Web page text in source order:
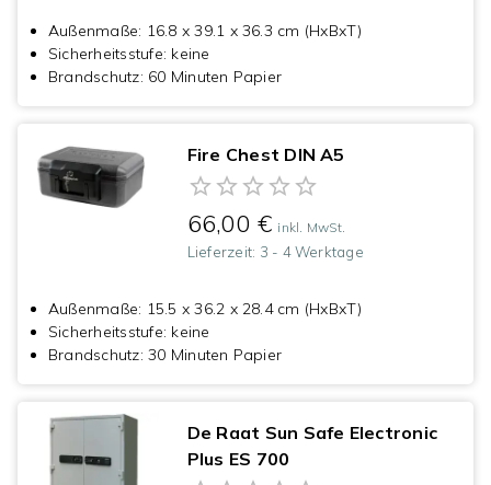
Außenmaße: 16.8 x 39.1 x 36.3 cm (HxBxT)
Sicherheitsstufe: keine
Brandschutz: 60 Minuten Papier
Fire Chest DIN A5
66,00 € inkl. MwSt.
Lieferzeit: 3 - 4 Werktage
Außenmaße: 15.5 x 36.2 x 28.4 cm (HxBxT)
Sicherheitsstufe: keine
Brandschutz:30 Minuten Papier
De Raat Sun Safe Electronic
Plus ES 700